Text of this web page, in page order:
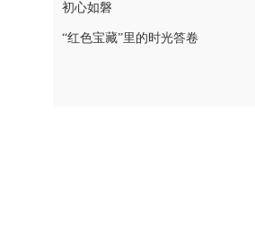
初心如磐
“红色宝藏”里的时光答卷